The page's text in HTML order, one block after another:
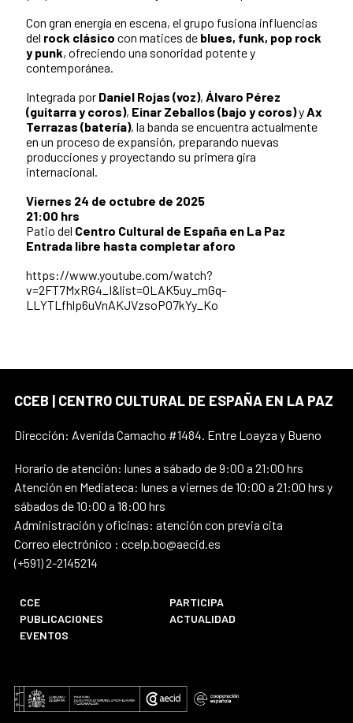
Con gran energía en escena, el grupo fusiona influencias
del rock clásico con matices de blues, funk, pop rock
y punk, ofreciendo una sonoridad potente y
contemporánea.
Integrada por Daniel Rojas (voz), Álvaro Pérez
(guitarra y coros), Einar Zeballos (bajo y coros)yAx
Terrazas (batería), la banda se encuentra actualmente
en un proceso de expansión, preparando nuevas
producciones y proyectando su primera gira
internacional.
Viernes 24 de octubre de 2025
21:00 hrs
Patio del Centro Cultural de España en La Paz
Entrada libre hasta completar aforo
https://www.youtube.com/watch?
v=2FT7MxRG4_I&list=OLAK5uy_mGq-
LLYTLfhlp6uVnAKJVzsoPO7kYy_Ko
CCEB | CENTRO CULTURAL DE ESPAÑA EN LA PAZ
Dirección: Avenida Camacho #1484. Entre Loayza y Bueno
Horario de atención: lunes a sábado de 9:00 a 21:00 hrs
Atención en Mediateca: lunes a viernes de 10:00 a 21:00 hrs y
sábados de 10:00 a 18:00 hrs
Administración y oficinas: atención con previa cita
Correo electrónico : ccelp.bo@aecid.es
(+591) 2-2145214
CCE
PARTICIPA
PUBLICACIONES
ACTUALIDAD
EVENTOS